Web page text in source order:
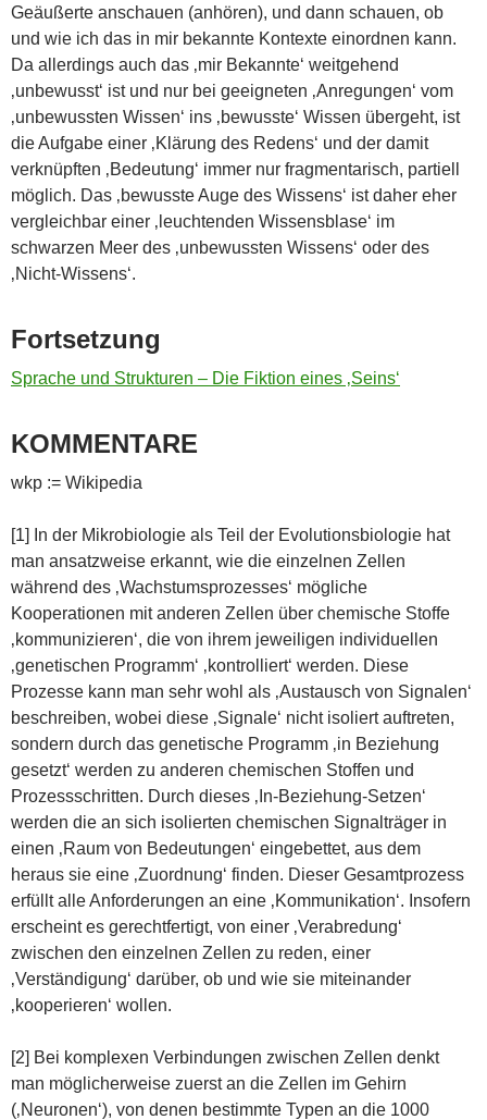
Geäußerte anschauen (anhören), und dann schauen, ob
und wie ich das in mir bekannte Kontexte einordnen kann.
Da allerdings auch das ‚mir Bekannte‘ weitgehend
‚unbewusst‘ ist und nur bei geeigneten ‚Anregungen‘ vom
‚unbewussten Wissen‘ ins ‚bewusste‘ Wissen übergeht, ist
die Aufgabe einer ‚Klärung des Redens‘ und der damit
verknüpften ‚Bedeutung‘ immer nur fragmentarisch, partiell
möglich. Das ‚bewusste Auge des Wissens‘ ist daher eher
vergleichbar einer ‚leuchtenden Wissensblase‘ im
schwarzen Meer des ‚unbewussten Wissens‘ oder des
‚Nicht-Wissens‘.
Fortsetzung
Sprache und Strukturen – Die Fiktion eines ‚Seins‘
KOMMENTARE
wkp := Wikipedia
[1] In der Mikrobiologie als Teil der Evolutionsbiologie hat
man ansatzweise erkannt, wie die einzelnen Zellen
während des ‚Wachstumsprozesses‘ mögliche
Kooperationen mit anderen Zellen über chemische Stoffe
‚kommunizieren‘, die von ihrem jeweiligen individuellen
‚genetischen Programm‘ ‚kontrolliert‘ werden. Diese
Prozesse kann man sehr wohl als ‚Austausch von Signalen‘
beschreiben, wobei diese ‚Signale‘ nicht isoliert auftreten,
sondern durch das genetische Programm ‚in Beziehung
gesetzt‘ werden zu anderen chemischen Stoffen und
Prozessschritten. Durch dieses ‚In-Beziehung-Setzen‘
werden die an sich isolierten chemischen Signalträger in
einen ‚Raum von Bedeutungen‘ eingebettet, aus dem
heraus sie eine ‚Zuordnung‘ finden. Dieser Gesamtprozess
erfüllt alle Anforderungen an eine ‚Kommunikation‘. Insofern
erscheint es gerechtfertigt, von einer ‚Verabredung‘
zwischen den einzelnen Zellen zu reden, einer
‚Verständigung‘ darüber, ob und wie sie miteinander
‚kooperieren‘ wollen.
[2] Bei komplexen Verbindungen zwischen Zellen denkt
man möglicherweise zuerst an die Zellen im Gehirn
(‚Neuronen‘), von denen bestimmte Typen an die 1000